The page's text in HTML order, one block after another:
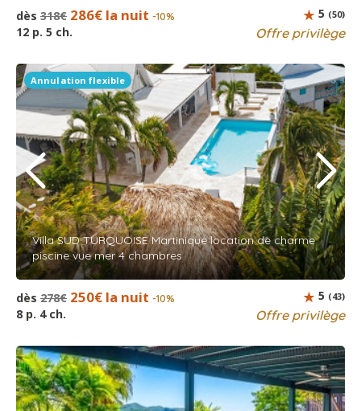
dès 318€ 286€ la nuit -10%
12 p. 5 ch. Offre privilège
5 (50)
Annulation flexible
Villa SUD TURQUOISE Martinique location de charme
piscine vue mer 4 chambres
dès 278€ 250€ la nuit -10%
8 p. 4 ch. Offre privilège
5 (43)